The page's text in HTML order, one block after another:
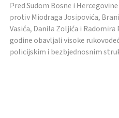
Pred Sudom Bosne i
protiv Miodraga Josipovića,
Vasića, Danila Zoljića i Radomira
godine obavljali visoke
policijskim i bezbjednosnim